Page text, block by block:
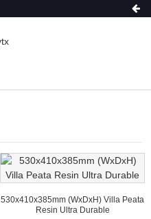
530x410x385mm (WxDxH) Villa Peata
Resin Ultra Durable